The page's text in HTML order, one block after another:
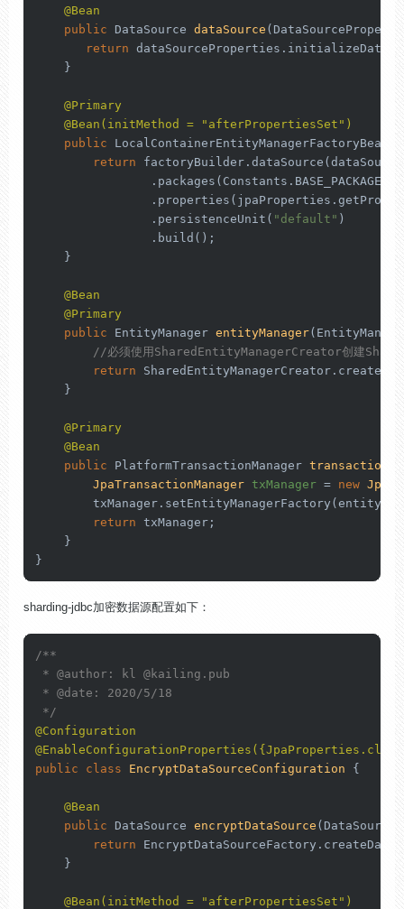
@Bean
public DataSource dataSource
return
    }
@Primary
@Bean(initMethod = "afterPropertiesSet")
public LocalContainerEntityManagerFactoryBean
return
                .packages(Constants.BASE_PACKAGES)
                .persistenceUnit(
"default" )
                .build();
    }
@Bean
@Primary
public EntityManager entityManager
//必须使用SharedEntityManagerCreator创建
return
    }
@Primary
@Bean
public PlatformTransactionManager
JpaTransactionManager txManager = new
return txManager;
    }
}
sharding-jdbc加密数据源配置如下：
/**
* @author : kl @kailing .pub
* @date : 2020/5/18
*/
@Configuration
public
class EncryptDataSourceConfiguration {
@Bean
public DataSource encryptDataSource
return
    }
@Bean(initMethod = "afterPropertiesSet")